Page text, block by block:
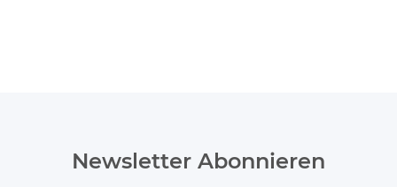
Newsletter Abonnieren